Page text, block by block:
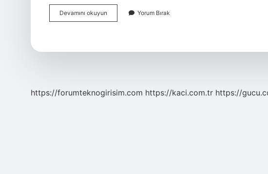
Devamını okuyun
Kimlere
Yorum Bırak
https://forumteknogirisim.com https://kaci.com.tr https://